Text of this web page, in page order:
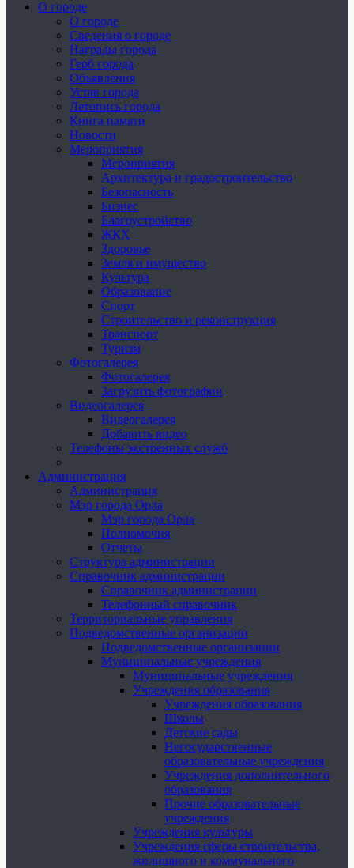
О городе
О городе
Сведения о городе
Награды города
Герб города
Объявления
Устав города
Летопись города
Книга памяти
Новости
Мероприятия
Мероприятия
Архитектура и градостроительство
Безопасность
Бизнес
Благоустройство
ЖКХ
Здоровье
Земля и имущество
Культура
Образование
Спорт
Строительство и реконструкция
Транспорт
Туризм
Фотогалерея
Фотогалерея
Загрузить фотографии
Видеогалерея
Видеогалерея
Добавить видео
Телефоны экстренных служб
Администрация
Администрация
Мэр города Орла
Мэр города Орла
Полномочия
Отчеты
Структура администрации
Справочник администрации
Справочник администрации
Телефонный справочник
Территориальные управления
Подведомственные организации
Подведомственные организации
Муниципальные учреждения
Муниципальные учреждения
Учреждения образования
Учреждения образования
Школы
Детские сады
Негосударственные
образовательные учреждения
Учреждения дополнительного
образования
Прочие образовательные
учреждения
Учреждения культуры
Учреждения сферы строительства,
жилищного и коммунального